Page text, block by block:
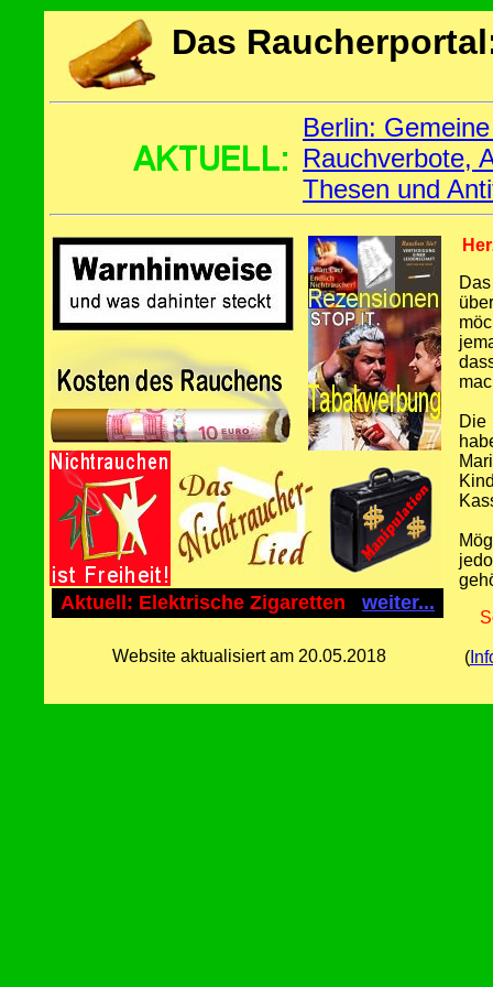
Das
Berlin:
Rauchverbote,
Thesen und
Aktuell: Elektrische Zigaretten weiter...
(
Website aktualisiert am 20.05.2018